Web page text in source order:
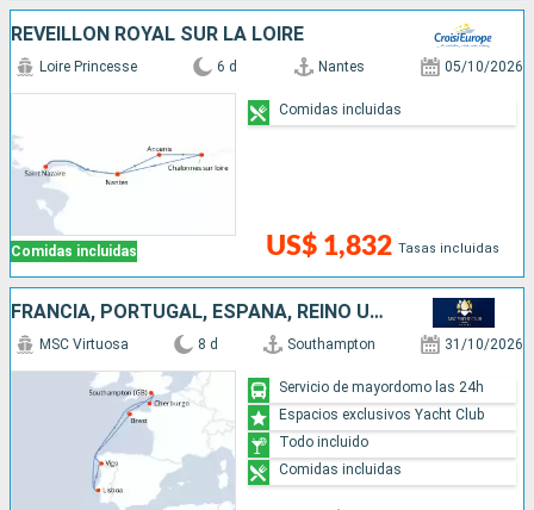
RÉVEILLON ROYAL SUR LA LOIRE
Comidas incluidas
Loire Princesse 6 d Nantes 05/10/2026
US$ 1,832 Tasas incluidas
Comidas incluidas
FRANCIA, PORTUGAL, ESPAÑA, REINO UNIDO
MSC Virtuosa 8 d Southampton 31/10/2026
Servicio de mayordomo las 24h
Espacios exclusivos Yacht Club
Todo incluido
Comidas incluidas